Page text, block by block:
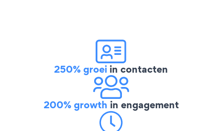
250% groei in contacten
200% growth in engagement